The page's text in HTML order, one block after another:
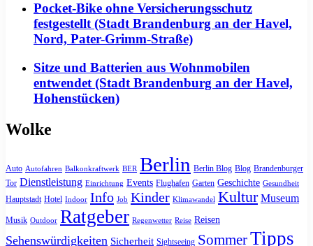
Pocket-Bike ohne Versicherungsschutz
festgestellt (Stadt Brandenburg an der Havel,
Nord, Pater-Grimm-Straße)
Sitze und Batterien aus Wohnmobilen
entwendet (Stadt Brandenburg an der Havel,
Hohenstücken)
Wolke
Auto Autofahren Balkonkraftwerk BER Berlin Berlin Blog Blog Brandenburger
Tor Dienstleistung Einrichtung Events Flughafen Garten Geschichte Gesundheit
Hauptstadt Hotel Indoor Info Job Kinder Klimawandel Kultur Museum
Musik Outdoor Ratgeber Regenwetter Reise Reisen
Sehenswürdigkeiten Sicherheit Sightseeing SommerTipps